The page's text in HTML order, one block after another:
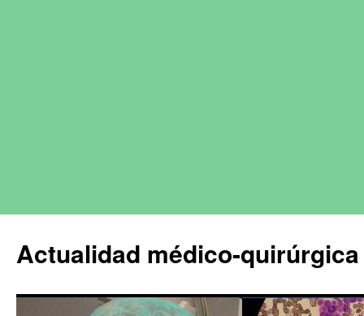
Actualidad médico-